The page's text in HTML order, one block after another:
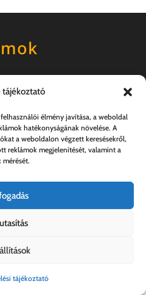
tájékoztató
élmény javítása, a weboldal
hatékonyságának növelése. A
a weboldalon végzett keresésekről,
reklámok megjelenítését, valamint a
tájékoztató
| 57357889-1-33